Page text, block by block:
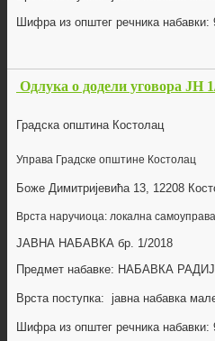
Шифра из општег речника набавки:
Одлука о додели уговора ЈН
Градска општина Костолац
Управа Градске општине Костолац
Боже Димитријевића 13, 12208
Врста наручиоца: локална самоуправа
ЈАВНА НАБАВКА бр. 1/2018
Предмет набавке: НАБАВКА
Врста поступка: јавна набавка
Шифра из општег речника набавки: